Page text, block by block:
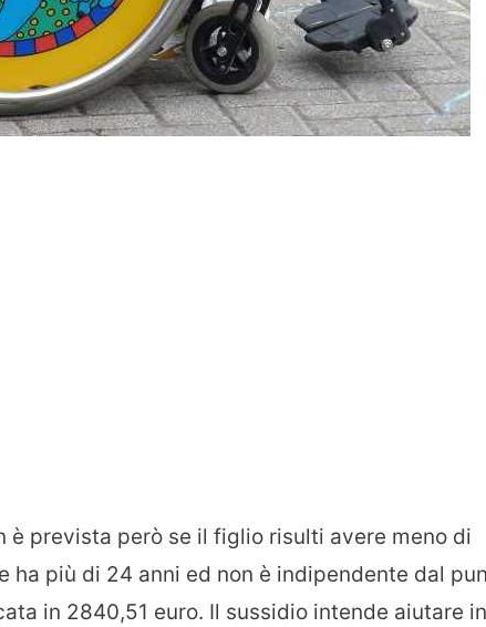
è prevista però se il figlio risulti avere meno di
ha più di 24 anni ed non è indipendente dal
in 2840,51 euro. Il sussidio intende aiutare in